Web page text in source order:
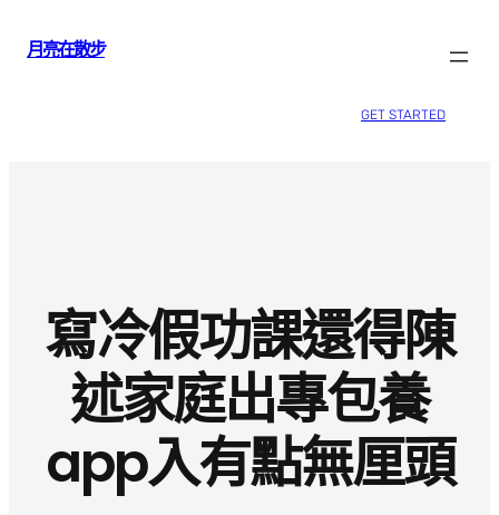
月亮在散步
GET STARTED
寫冷假功課還得陳
述家庭出專包養
app入有點無厘頭